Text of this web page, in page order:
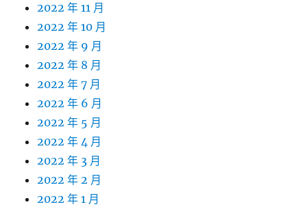
2022 年 11 月
2022 年 10 月
2022 年 9 月
2022 年 8 月
2022 年 7 月
2022 年 6 月
2022 年 5 月
2022 年 4 月
2022 年 3 月
2022 年 2 月
2022 年 1 月